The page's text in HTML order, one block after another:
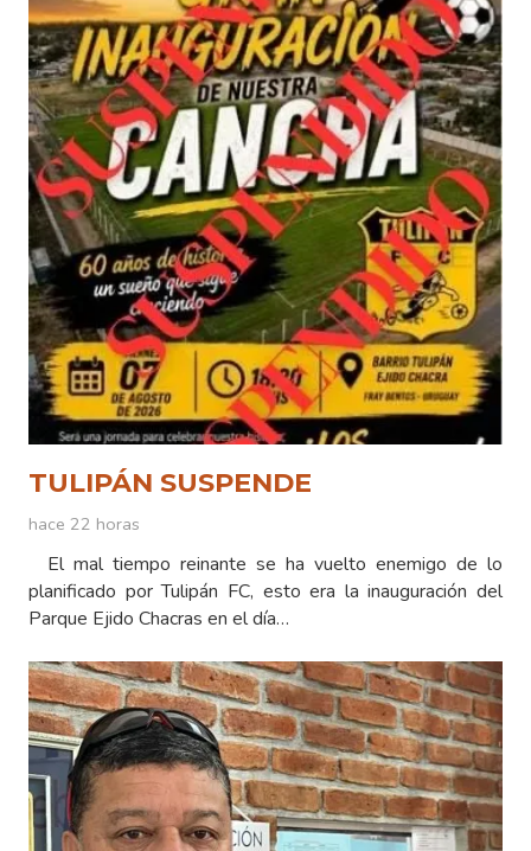
TULIPÁN SUSPENDE
hace 22 horas
El mal tiempo reinante se ha vuelto enemigo de lo
planificado por Tulipán FC, esto era la inauguración del
Parque Ejido Chacras en el día…